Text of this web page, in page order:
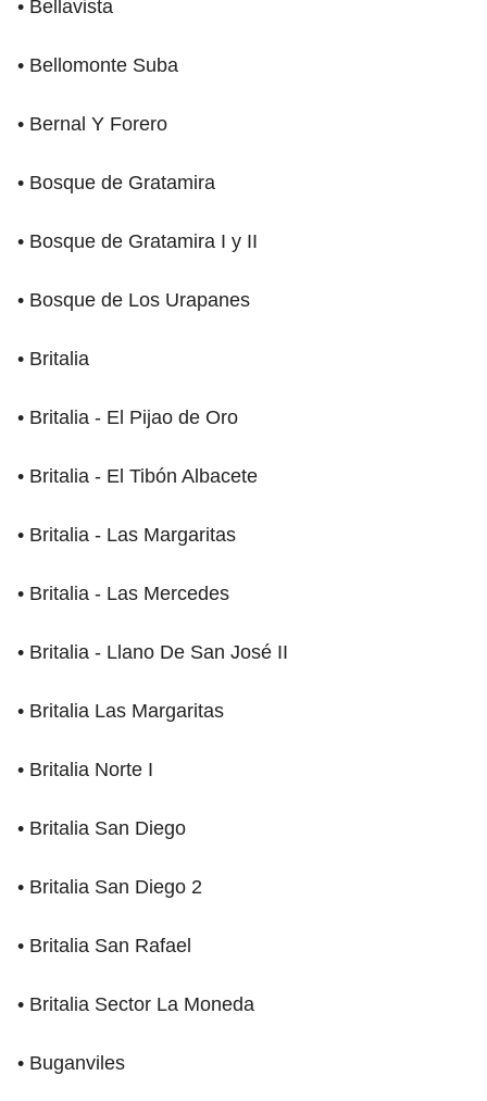
• Bellavista
• Bellomonte Suba
• Bernal Y Forero
• Bosque de Gratamira
• Bosque de Gratamira I y II
• Bosque de Los Urapanes
• Britalia
• Britalia - El Pijao de Oro
• Britalia - El Tibón Albacete
• Britalia - Las Margaritas
• Britalia - Las Mercedes
• Britalia - Llano De San José II
• Britalia Las Margaritas
• Britalia Norte I
• Britalia San Diego
• Britalia San Diego 2
• Britalia San Rafael
• Britalia Sector La Moneda
• Buganviles